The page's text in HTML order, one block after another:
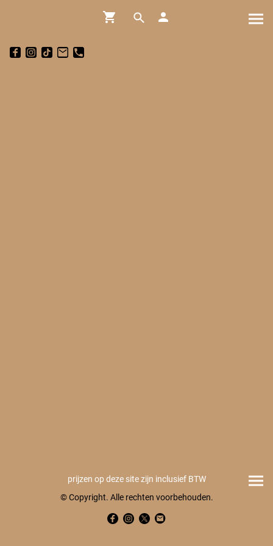
prijzen op deze site zijn inclusief BTW
© Copyright. Alle rechten voorbehouden.